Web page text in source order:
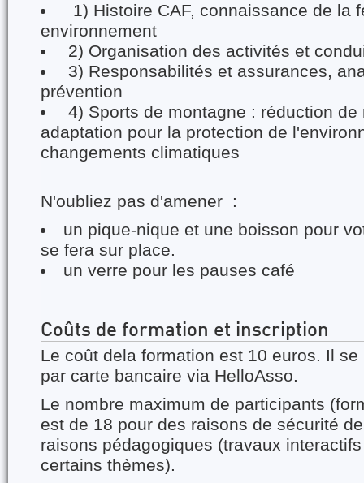
1) Histoire CAF, connaissance de la
environnement
2) Organisation des activités et
3) Responsabilités et assurances,
prévention
4) Sports de montagne : réduction de
adaptation pour la protection de
changements climatiques
N'oubliez pas d'amener :
un pique-nique et une boisson pour
se fera sur place.
un verre pour les pauses café
Coûts de formation et inscription
Le coût dela formation est 10 euros. Il
par carte bancaire via HelloAsso.
Le nombre maximum de participants
est de 18 pour des raisons de sécurité
raisons pédagogiques (travaux
certains thèmes).